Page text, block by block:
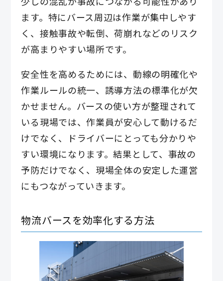
ます。特にバース周辺は作業が集中しやす
く、接触事故や転倒、荷崩れなどのリスク
が高まりやすい場所です。
安全性を高めるためには、動線の明確化や
作業ルールの統一、誘導方法の標準化が欠
かせません。バースの使い方が整理されて
いる現場では、作業員が安心して動けるだ
けでなく、ドライバーにとっても分かりや
すい環境になります。結果として、事故の
予防だけでなく、現場全体の安定した運営
にもつながっていきます。
物流バースを効率化する方法